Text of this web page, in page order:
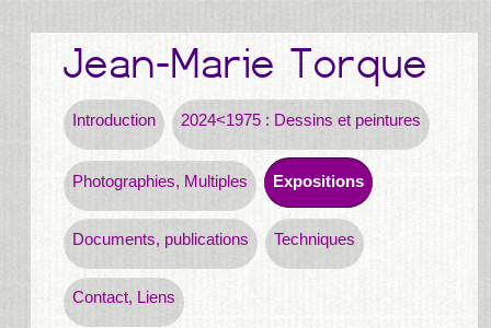
Introduction 2024<1975 : Dessins et peintures
Photographies, Multiples Expositions
Documents, publications Techniques
Contact, Liens